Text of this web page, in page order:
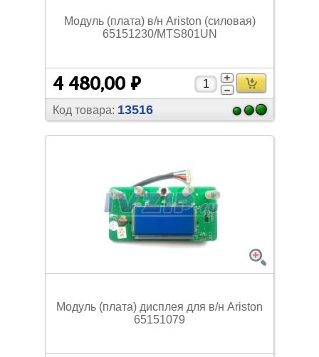
Модуль (плата) в/н Ariston (силовая)
65151230/MTS801UN
4 480,00 ₽
Код товара: 13516
Модуль (плата) дисплея для в/н Ariston
65151079